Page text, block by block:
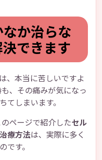
か治らな
できます
、本当に苦しいですよ
、その痛みが気になっ
てしまいます。
ページで紹介したセル
療方法は、実際に多く
です。